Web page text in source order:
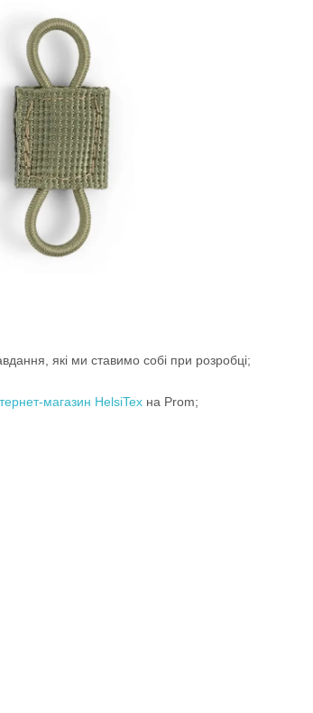
які ми ставимо собі при розробці;
магазин HelsiTex на Prom;